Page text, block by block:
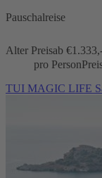
Pauschalreise
Alter Preisab €
pro Person
TUI MAGIC LIFE